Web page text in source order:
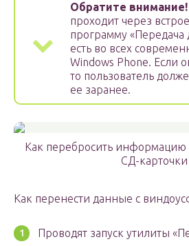
Обратите внимание!
проходит через
программу «Передача
есть во всех
Windows Phone. Если
то пользователь
ее заранее.
Как перебросить информацию
СД-карточки
Как перенести данные с
Проводят запуск утилиты